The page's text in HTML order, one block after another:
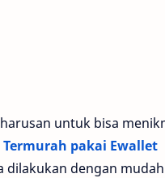
untuk bisa
Termurah pakai Ewallet
dilakukan dengan